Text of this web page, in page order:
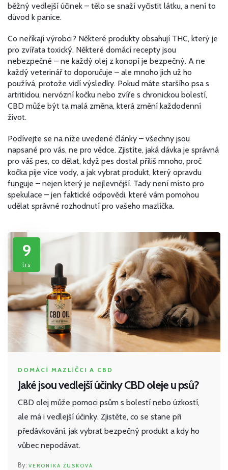
běžný vedlejší účinek – tělo se snaží vyčistit látku, a není to
důvod k panice.
Co neříkají výrobci? Některé produkty obsahují THC, který je
pro zvířata toxický. Některé domácí recepty jsou
nebezpečné – ne každý olej z konopí je bezpečný. A ne
každý veterinář to doporučuje – ale mnoho jich už ho
používá, protože vidí výsledky. Pokud máte staršího psa s
artritidou, nervózní kočku nebo zvíře s chronickou bolestí,
CBD může být ta malá změna, která změní každodenní
život.
Podívejte se na níže uvedené články – všechny jsou
napsané pro vás, ne pro vědce. Zjistíte, jaká dávka je správná
pro váš pes, co dělat, když pes dostal příliš mnoho, proč
kočka pije více vody, a jak vybrat produkt, který opravdu
funguje – nejen který je nejlevnější. Tady není místo pro
spekulace – jen faktické odpovědi, které vám pomohou
udělat správné rozhodnutí pro vašeho mazlíčka.
9
lis
DOMÁCÍ MAZLÍČCI A CBD
Jaké jsou vedlejší účinky CBD oleje u psů?
CBD olej může pomoci psům s bolestí nebo úzkostí,
ale má i vedlejší účinky. Zjistěte, co se stane při
předávkování, jak vybrat bezpečný produkt a kdy ho
vůbec nepodávat.
VERONIKA ZUSKOVÁ